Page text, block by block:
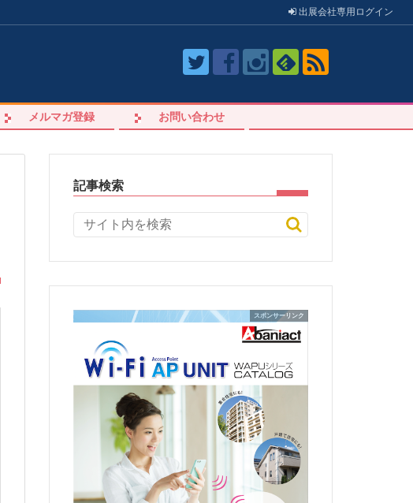
出展会社専用 ログイン
メルマガ登録 お問い合わせ
記事検索